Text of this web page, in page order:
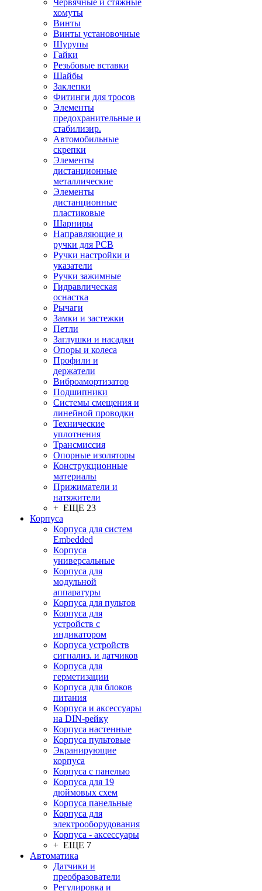
Червячные и стяжные
хомуты
Винты
Винты установочные
Шурупы
Гайки
Резьбовые вставки
Шайбы
Заклепки
Фитинги для тросов
Элементы
предохранительные и
стабилизир.
Автомобильные
скрепки
Элементы
дистанционные
металлические
Элементы
дистанционные
пластиковые
Шарниры
Направляющие и
ручки для PCB
Ручки настройки и
указатели
Ручки зажимные
Гидравлическая
оснастка
Рычаги
Замки и застежки
Петли
Заглушки и насадки
Опоры и колеса
Профили и
держатели
Виброамортизатор
Подшипники
Системы смещения и
линейной проводки
Технические
уплотнения
Трансмиссия
Опорные изоляторы
Конструкционные
материалы
Прижиматели и
натяжители
+ ЕЩЕ 23
Корпуса
Корпуса для систем
Embedded
Корпуса
универсальные
Корпуса для
модульной
аппаратуры
Корпуса для пультов
Корпуса для
устройств с
индикатором
Корпуса устройств
сигнализ. и датчиков
Корпуса для
герметизации
Корпуса для блоков
питания
Корпуса и аксессуары
на DIN-рейку
Корпуса настенные
Корпуса пультовые
Экранирующие
корпуса
Корпуса с панелью
Корпуса для 19
дюймовых схем
Корпуса панельные
Корпуса для
электрооборудования
Корпуса - аксессуары
+ ЕЩЕ 7
Автоматика
Датчики и
преобразователи
Регулировка и